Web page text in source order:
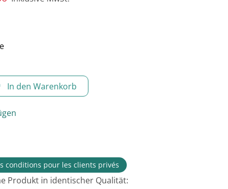
In den Warenkorb
conditions pour les clients privés
Produkt in identischer Qualität: